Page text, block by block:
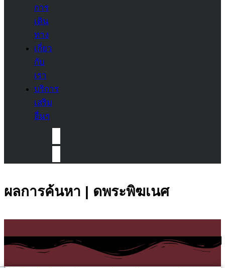
การ
เดิน
ทาง
เกี่ยว
กับ
เรา
บริการ
เสริม
อื่นๆ
ผลการค้นหา | ดพระพิฆเนศ